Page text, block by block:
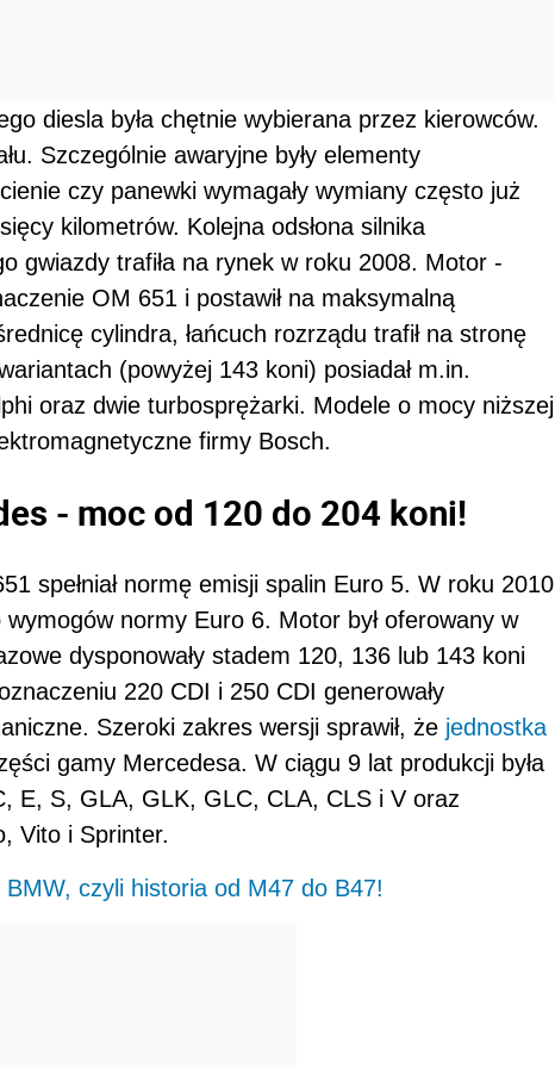
diesla była chętnie wybierana przez kierowców.
Szczególnie awaryjne były elementy
czy panewki wymagały wymiany często już
kilometrów. Kolejna odsłona silnika
gwiazdy trafiła na rynek w roku 2008. Motor -
OM 651 i postawił na maksymalną
cylindra, łańcuch rozrządu trafił na stronę
(powyżej 143 koni) posiadał m.in.
oraz dwie turbosprężarki. Modele o mocy niższej
firmy Bosch.
- moc od 120 do 204 koni!
spełniał normę emisji spalin Euro 5. W roku 2010
normy Euro 6. Motor był oferowany w
dysponowały stadem 120, 136 lub 143 koni
220 CDI i 250 CDI generowały
Szeroki zakres wersji sprawił, że jednostka
gamy Mercedesa. W ciągu 9 lat produkcji była
E, S, GLA, GLK, GLC, CLA, CLS i V oraz
Vito i Sprinter.
czyli historia od M47 do B47!